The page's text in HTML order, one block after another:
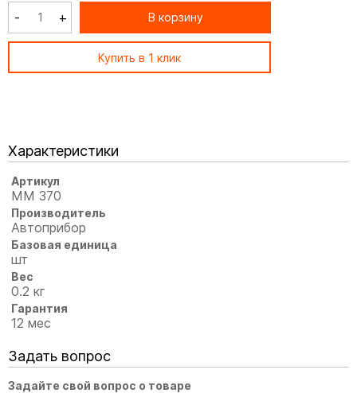
- + В корзину
Купить в 1 клик
Характеристики
Артикул
ММ 370
Производитель
Автоприбор
Базовая единица
шт
Вес
0.2 кг
Гарантия
12 мес
Задать вопрос
Задайте свой вопрос о товаре